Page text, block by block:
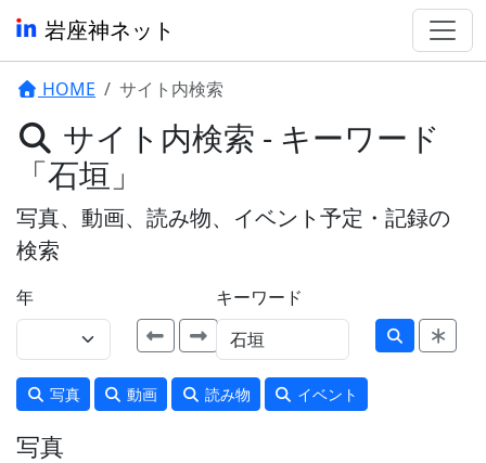
岩座神ネット
HOME サイト内検索
サイト内検索 - キーワード
「石垣」
写真、動画、読み物、イベント予定・記録の
検索
年 キーワード
写真 動画 読み物 イベント
写真